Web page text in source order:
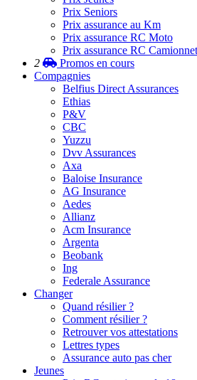
Prix Seniors
Prix assurance au Km
Prix assurance RC Moto
Prix assurance RC
2
Promos en cours
Compagnies
Belfius Direct Assurances
Ethias
P&V
CBC
Yuzzu
Dvv Assurances
Axa
Baloise Insurance
AG Insurance
Aedes
Allianz
Acm Insurance
Argenta
Beobank
Ing
Federale Assurance
Changer
Quand résilier ?
Comment résilier ?
Retrouver vos attestations
Lettres types
Assurance auto pas cher
Jeunes